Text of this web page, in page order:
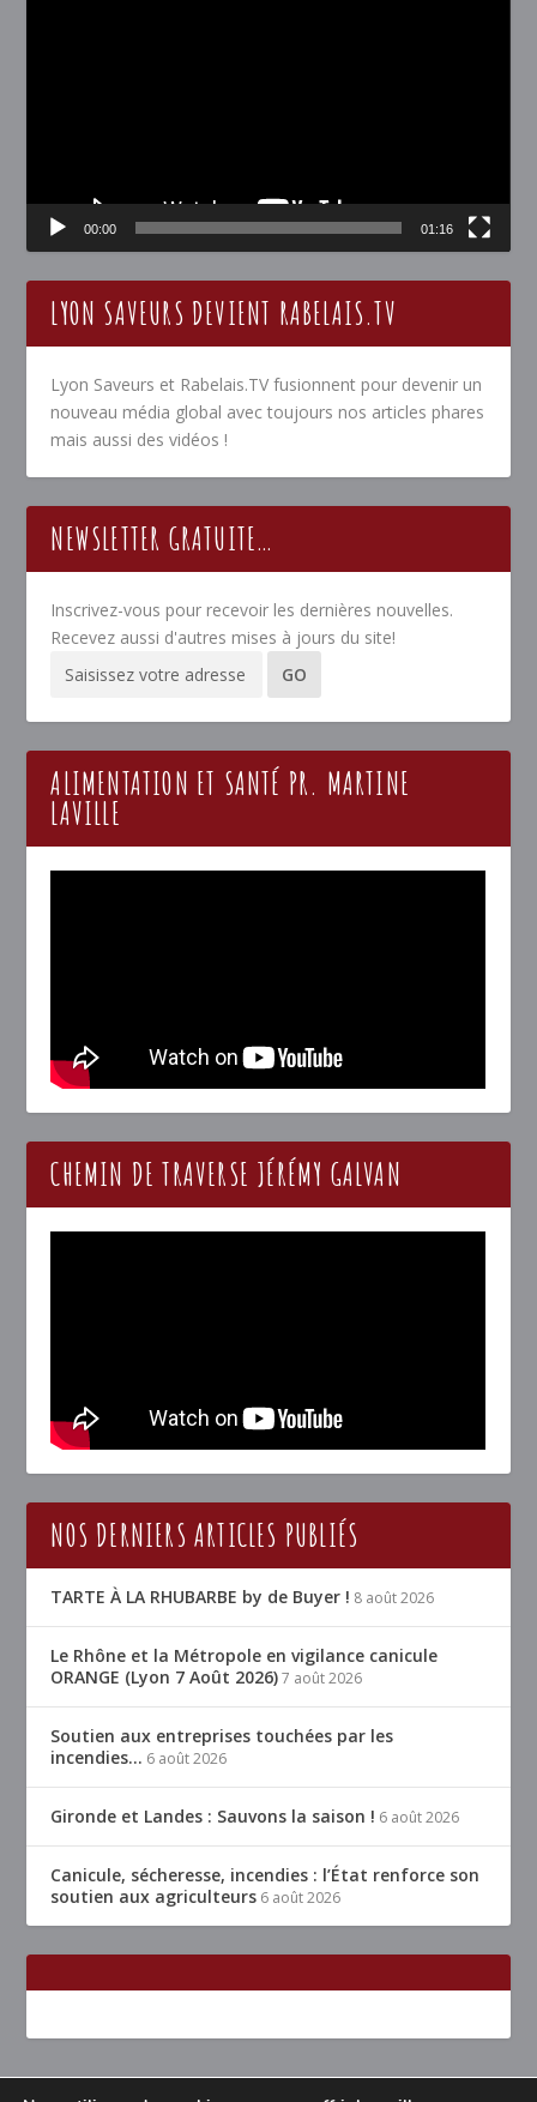
00:00 01:16
LYON SAVEURS DEVIENT RABELAIS.TV
Lyon Saveurs et Rabelais.TV fusionnent pour devenir un
nouveau média global avec toujours nos articles phares
mais aussi des vidéos !
NEWSLETTER GRATUITE…
Inscrivez-vous pour recevoir les dernières nouvelles.
Recevez aussi d'autres mises à jours du site!
ALIMENTATION ET SANTÉ PR. MARTINE
LAVILLE
CHEMIN DE TRAVERSE JÉRÉMY GALVAN
NOS DERNIERS ARTICLES PUBLIÉS
TARTE À LA RHUBARBE by de Buyer ! 8 août 2026
Le Rhône et la Métropole en vigilance canicule
ORANGE (Lyon 7 Août 2026) 7 août 2026
Soutien aux entreprises touchées par les
incendies… 6 août 2026
Gironde et Landes : Sauvons la saison ! 6 août 2026
Canicule, sécheresse, incendies : l’État renforce son
soutien aux agriculteurs 6 août 2026